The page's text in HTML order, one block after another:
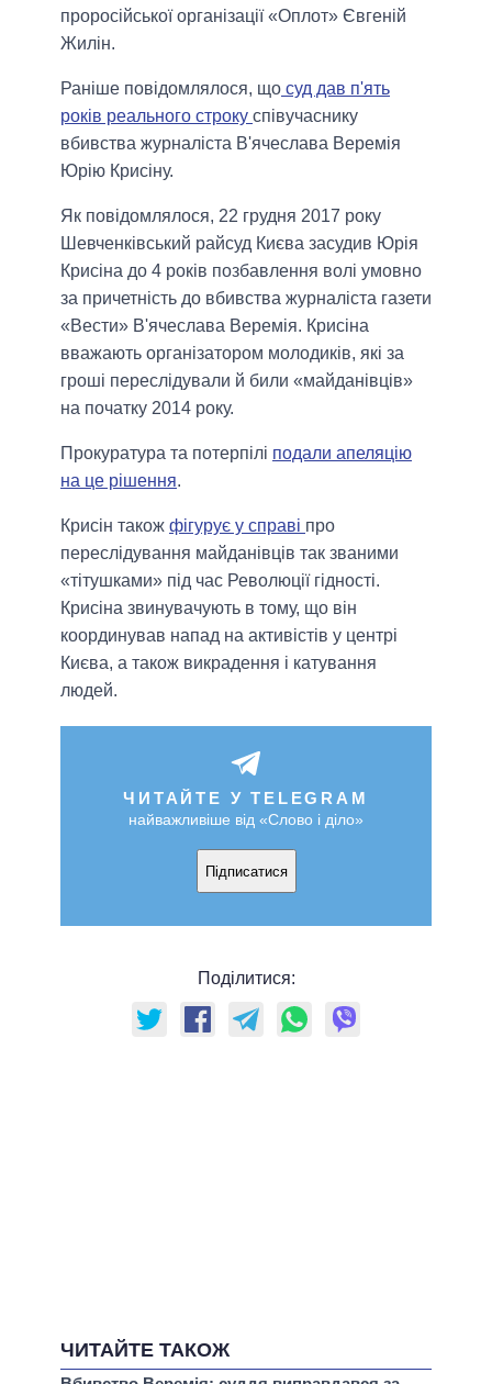
проросійської організації «Оплот» Євгеній
Жилін.
Раніше повідомлялося, що суд дав п'ять
років реального строку співучаснику
вбивства журналіста В'ячеслава Веремія
Юрію Крисіну.
Як повідомлялося, 22 грудня 2017 року
Шевченківський райсуд Києва засудив Юрія
Крисіна до 4 років позбавлення волі умовно
за причетність до вбивства журналіста газети
«Вести» В'ячеслава Веремія. Крисіна
вважають організатором молодиків, які за
гроші переслідували й били «майданівців»
на початку 2014 року.
Прокуратура та потерпілі подали апеляцію
на це рішення.
Крисін також фігурує у справі про
переслідування майданівців так званими
«тітушками» під час Революції гідності.
Крисіна звинувачують в тому, що він
координував напад на активістів у центрі
Києва, а також викрадення і катування
людей.
ЧИТАЙТЕ У TELEGRAM
найважливіше від «Слово і діло»
Підписатися
Поділитися:
ЧИТАЙТЕ ТАКОЖ